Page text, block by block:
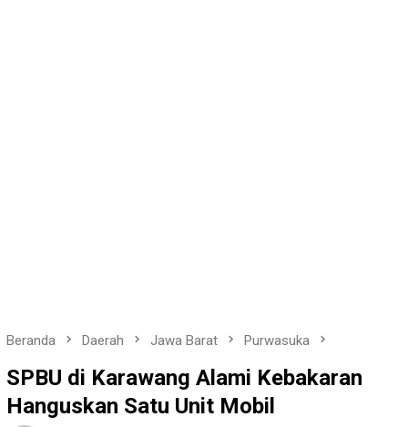
Beranda Daerah Jawa Barat Purwasuka
SPBU di Karawang Alami Kebakaran
Hanguskan Satu Unit Mobil